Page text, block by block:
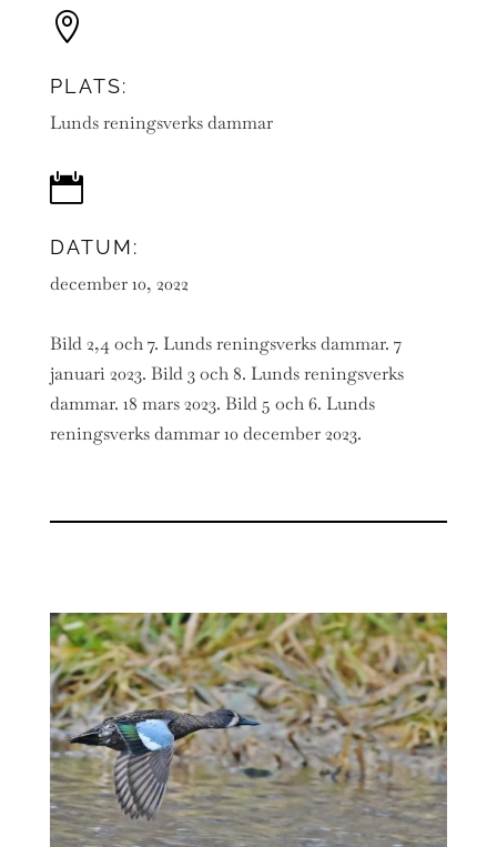

PLATS:
Lunds reningsverks dammar

DATUM:
december 10, 2022
Bild 2,4 och 7. Lunds reningsverks dammar. 7
januari 2023. Bild 3 och 8. Lunds reningsverks
dammar. 18 mars 2023. Bild 5 och 6. Lunds
reningsverks dammar 10 december 2023.